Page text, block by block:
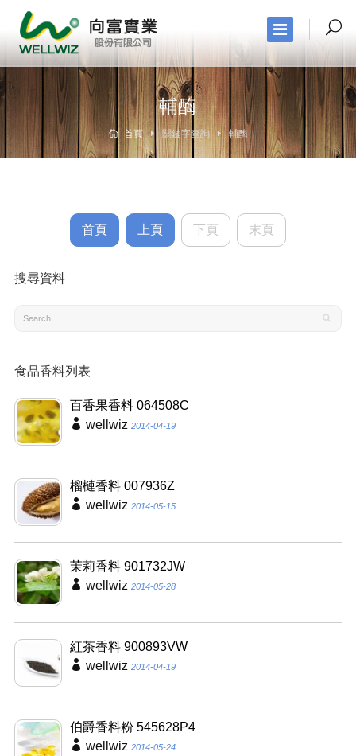
輔酶
首頁 關鍵字查詢 輔酶
首頁 上頁 下頁 末頁
搜尋資料
食品香料列表
百香果香料 064508C
wellwiz 2014-04-19
榴槤香料 007936Z
wellwiz 2014-05-15
茉莉香料 901732JW
wellwiz 2014-05-28
紅茶香料 900893VW
wellwiz 2014-04-19
伯爵香料粉 545628P4
wellwiz 2014-05-24